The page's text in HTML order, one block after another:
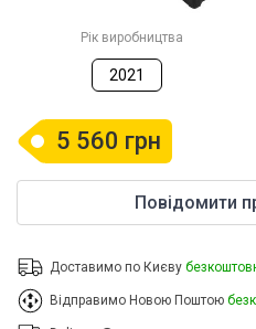
Рік виробництва
2021
5 560 грн
Повідомити
Доставимо по Києву
Відправимо Новою Поштою